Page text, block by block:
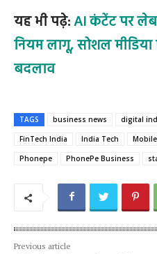
यह भी पढ़े:AI कंटेंट पर
नियम लागू, सोशल
बदलाव
TAGS business news digital
FinTech India
India Tech
Phonepe
PhonePe Business
Previous article